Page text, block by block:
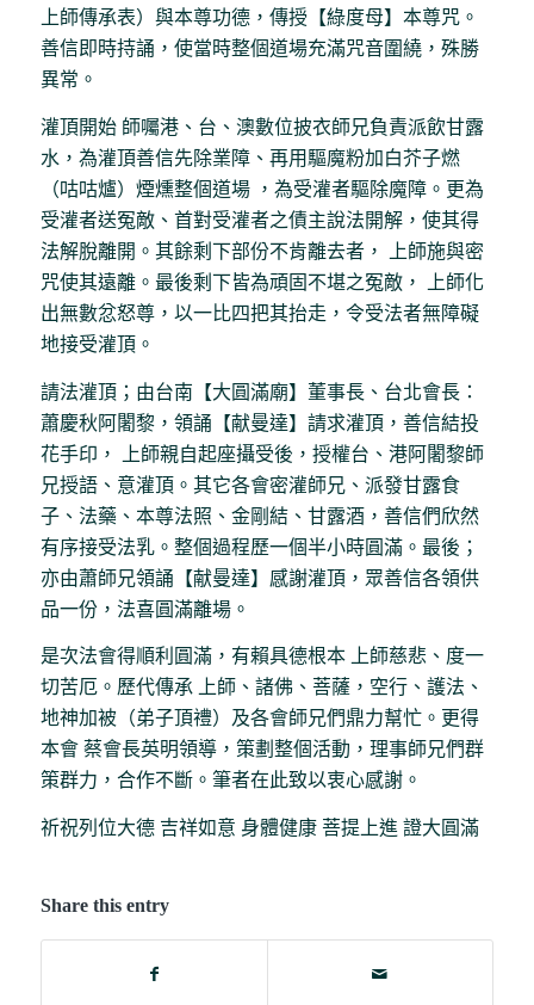
上師傳承表）與本尊功德，傳授【綠度母】本尊咒。
善信即時持誦，使當時整個道場充滿咒音圍繞，殊勝
異常。
灌頂開始 師囑港、台、澳數位披衣師兄負責派飲甘露
水，為灌頂善信先除業障、再用驅魔粉加白芥子燃
（咕咕爐）煙燻整個道場 ，為受灌者驅除魔障。更為
受灌者送冤敵、首對受灌者之債主說法開解，使其得
法解脫離開。其餘剩下部份不肯離去者， 上師施與密
咒使其遠離。最後剩下皆為頑固不堪之冤敵， 上師化
出無數忿怒尊，以一比四把其抬走，令受法者無障礙
地接受灌頂。
請法灌頂；由台南【大圓滿廟】董事長、台北會長：
蕭慶秋阿闍黎，領誦【献曼達】請求灌頂，善信結投
花手印， 上師親自起座攝受後，授權台、港阿闍黎師
兄授語、意灌頂。其它各會密灌師兄、派發甘露食
子、法藥、本尊法照、金剛結、甘露酒，善信們欣然
有序接受法乳。整個過程歷一個半小時圓滿。最後；
亦由蕭師兄領誦【献曼達】感謝灌頂，眾善信各領供
品一份，法喜圓滿離場。
是次法會得順利圓滿，有賴具德根本 上師慈悲、度一
切苦厄。歷代傳承 上師、諸佛、菩薩，空行、護法、
地神加被（弟子頂禮）及各會師兄們鼎力幫忙。更得
本會 蔡會長英明領導，策劃整個活動，理事師兄們群
策群力，合作不斷。筆者在此致以衷心感謝。
祈祝列位大德 吉祥如意 身體健康 菩提上進 證大圓滿
Share this entry